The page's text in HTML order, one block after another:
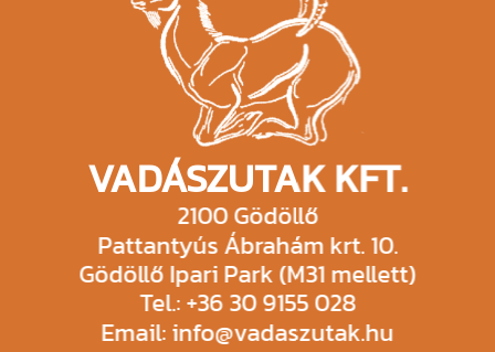
VADÁSZUTAK KFT.
2100 Gödöllő
Pattantyús Ábrahám krt. 10.
Gödöllő Ipari Park (M31 mellett)
Tel.: +36 30 9155 028
Email: info@vadaszutak.hu